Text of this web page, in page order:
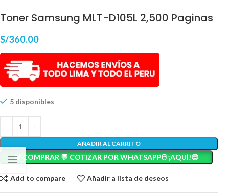
Toner Samsung MLT-D105L 2,500 Paginas
S/360.00
5 disponibles
AÑADIR AL CARRITO
🛒 COMPRAR 💬 COTIZAR POR WHATSAPP🖱️ ¡AQUÍ!😊
Add to compare Añadir a lista de deseos